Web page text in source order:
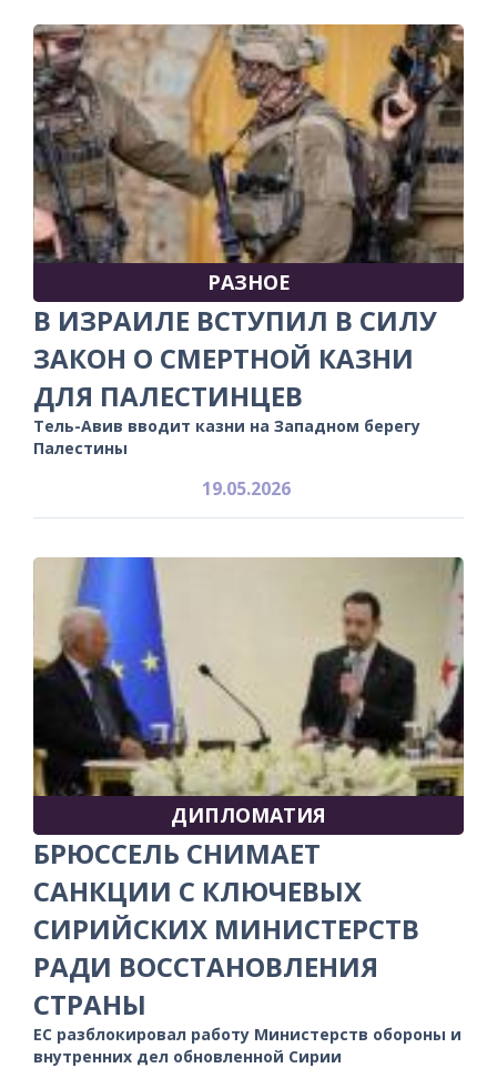
РАЗНОЕ
В ИЗРАИЛЕ ВСТУПИЛ В СИЛУ
ЗАКОН О СМЕРТНОЙ КАЗНИ
ДЛЯ ПАЛЕСТИНЦЕВ
Тель-Авив вводит казни на Западном берегу
Палестины
19.05.2026
ДИПЛОМАТИЯ
БРЮССЕЛЬ СНИМАЕТ
САНКЦИИ С КЛЮЧЕВЫХ
СИРИЙСКИХ МИНИСТЕРСТВ
РАДИ ВОССТАНОВЛЕНИЯ
СТРАНЫ
ЕС разблокировал работу Министерств обороны и
внутренних дел обновленной Сирии